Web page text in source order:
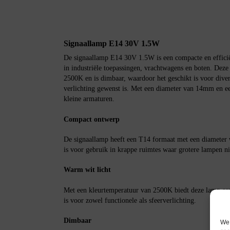
Signaallamp E14 30V 1.5W
De signaallamp E14 30V 1.5W is een compacte en
in industriële toepassingen, vrachtwagens en boten.
2500K en is dimbaar, waardoor het geschikt is voor
verlichting gewenst is. Met een diameter van 14mm en
kleine armaturen.
Compact ontwerp
De signaallamp heeft een T14 formaat met een diameter
is voor gebruik in krappe ruimtes waar grotere lampen
Warm wit licht
Met een kleurtemperatuur van 2500K biedt deze lamp
is voor zowel functionele als sfeerverlichting.
Dimbaar